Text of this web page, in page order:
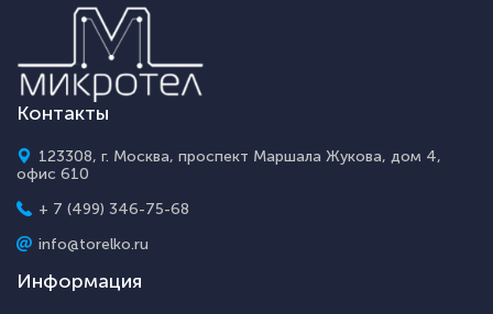
Контакты
123308, г. Москва, проспект Маршала Жукова, дом 4,
офис 610
+ 7 (499) 346-75-68
info@torelko.ru
Информация